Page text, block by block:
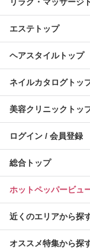
エステトップ
ヘアスタイルトップ
ネイルカタログトッ
美容クリニックトッ
ログイン / 会員登録
総合トップ
ホットペッパービュ
近くのエリアから探
オススメ特集から探